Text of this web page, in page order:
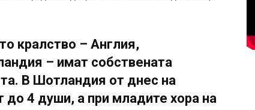
кралство – Англия,
– имат собствената
В Шотландия от днес на
4 души, а при младите хора на